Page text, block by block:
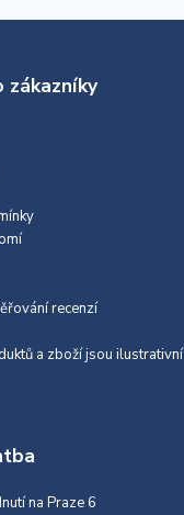
zákazníky
recenzí
a zboží jsou ilustrativní
na Praze 6